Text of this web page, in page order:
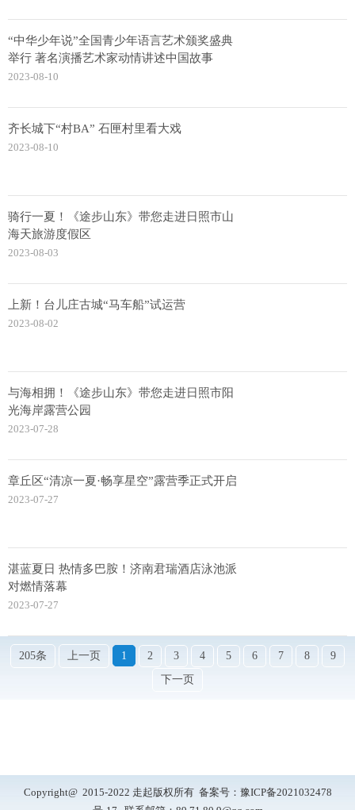
“中华少年说”全国青少年语言艺术颁奖盛典
举行 著名演播艺术家动情讲述中国故事
2023-08-10
齐长城下“村BA” 石匣村里看大戏
2023-08-10
骑行一夏！《途步山东》带您走进日照市山
海天旅游度假区
2023-08-03
上新！台儿庄古城“马车船”试运营
2023-08-02
与海相拥！《途步山东》带您走进日照市阳
光海岸露营公园
2023-07-28
章丘区“清凉一夏·畅享星空”露营季正式开启
2023-07-27
湛蓝夏日 热情多巴胺！济南君瑞酒店泳池派
对燃情落幕
2023-07-27
205条 上一页 1 2 3 4 5 6 7 8
9
下一页
Copyright@ 2015-2022 走起版权所有 备案号： 豫ICP备2021032478